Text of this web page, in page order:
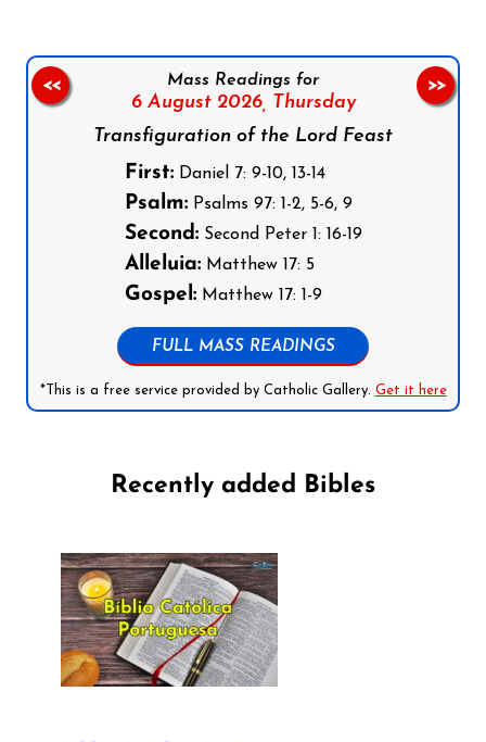
Mass Readings for
6 August 2026,
Thursday
Transfiguration of the Lord Feast
First:Daniel 7: 9-10, 13-14
Psalm:Psalms 97: 1-2, 5-6, 9
Second:Second Peter 1: 16-19
Alleluia:Matthew 17: 5
Gospel:Matthew 17: 1-9
FULL MASS READINGS
*This is a free service provided by Catholic Gallery. Get it here
<< >>
Recently added Bibles